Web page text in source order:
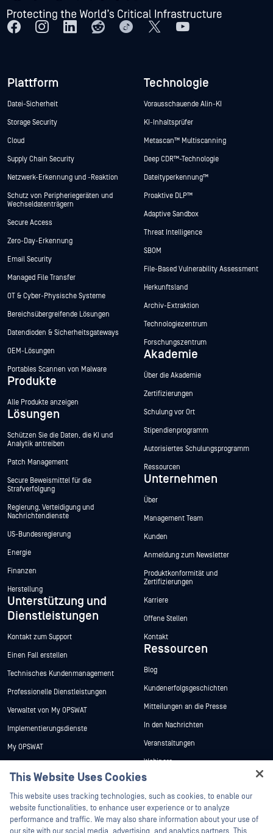
Plattform
Datei-Sicherheit
Storage Security
Cloud
Supply Chain Security
Netzwerk-Erkennung und -Reaktion
Schutz von Peripheriegeräten und
Wechseldatenträgern
Secure Access
Zero-Day-Erkennung
Email Security
Managed File Transfer
OT & Cyber-Physische Systeme
Bereichsübergreifende Lösungen
Datendioden & Sicherheitsgateways
OEM-Lösungen
Portables Scannen von Malware
Produkte
Alle Produkte anzeigen
Lösungen
Schützen Sie die Daten, die KI und
Analytik antreiben
Patch Management
Secure Beweismittel für die
Strafverfolgung
Regierung, Verteidigung und
Nachrichtendienste
US-Bundesregierung
Energie
Finanzen
Herstellung
Unterstützung und
Dienstleistungen
Kontakt zum Support
Einen Fall erstellen
Technisches Kundenmanagement
Professionelle Dienstleistungen
Verwaltet von My OPSWAT
Implementierungsdienste
My OPSWAT
Ausbildung
Programm zur Behebung von
Sicherheitslücken
Partner
Technologie
Vorausschauende Alin-KI
KI-Inhaltsprüfer
Metascan™ Multiscanning
Deep CDR™-Technologie
Dateityperkennung™
Proaktive DLP™
Adaptive Sandbox
Threat Intelligence
SBOM
File-Based Vulnerability Assessment
Herkunftsland
Archiv-Extraktion
Technologiezentrum
Forschungszentrum
Akademie
Über die Akademie
Zertifizierungen
Schulung vor Ort
Stipendienprogramm
Autorisiertes Schulungsprogramm
Ressourcen
Unternehmen
Über
Management Team
Kunden
Anmeldung zum Newsletter
Produktkonformität und
Zertifizierungen
Karriere
Offene Stellen
Kontakt
Ressourcen
Blog
Kundenerfolgsgeschichten
Mitteilungen an die Presse
In den Nachrichten
Veranstaltungen
Webinare
Datenblätter
Weiße Papiere
Kostenlose Tools
This Website Uses Cookies
This website uses tracking technologies, such as cookies, to enable our
website functionalities, to enhance user experience or to analyze
performance and traffic. We may also share information about your use of
Hey there!
I'm Ozzy, your OPSWAT virtual assistant.
How can I help you secure what's critical